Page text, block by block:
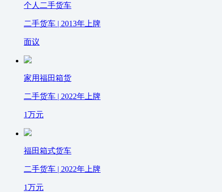
个人二手货车
二手货车 | 2013年上牌
面议
家用福田箱货
二手货车 | 2022年上牌
1万元
福田箱式货车
二手货车 | 2022年上牌
1万元